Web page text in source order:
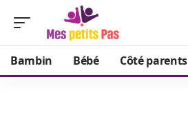
Bambin Bébé Côté parents